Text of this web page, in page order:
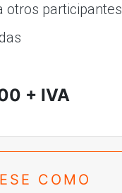
otros participantes
+ IVA
COMO